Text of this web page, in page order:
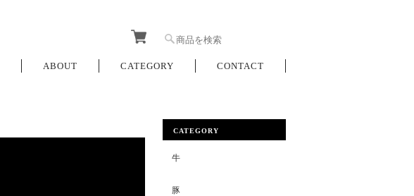
ABOUT CATEGORY CONTACT
CATEGORY
牛
豚